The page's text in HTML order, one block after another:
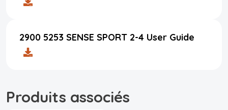
2900 5253 SENSE SPORT 2-4 User Guide
Produits associés